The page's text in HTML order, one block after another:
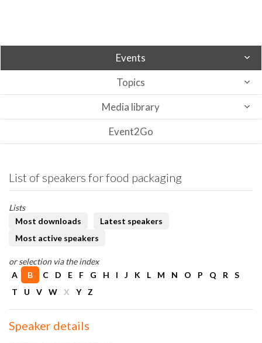
Events
Topics
Media library
Event2Go
List of speakers for food packaging
Lists
Most downloads
Latest speakers
Most active speakers
or selection via the index
A
B C D E F G H I J K L M N O P Q R
S
T
U V W X Y Z
Speaker details